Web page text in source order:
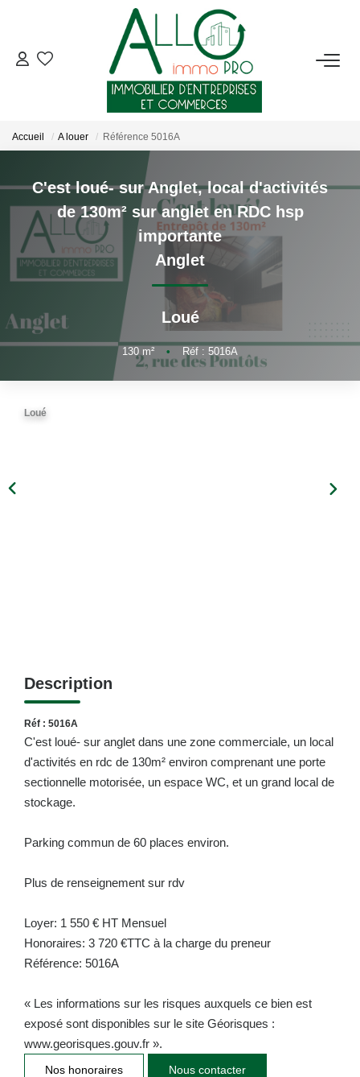
ACHETER
LOUER
NOTRE AGENCE
Qui Sommes-Nous ?
Nous Rejoindre
Nos Actualités
CONTACT
Accueil A louer Référence 5016A
C'est loué- sur Anglet, local d'activités
de 130m² sur anglet en RDC hsp
importante
Anglet
Loué
130 m² • Réf : 5016A
Loué
Description
Réf : 5016A
C'est loué- sur anglet dans une zone commerciale, un local
d'activités en rdc de 130m² environ comprenant une porte
sectionnelle motorisée, un espace WC, et un grand local de
stockage.
Parking commun de 60 places environ.
Plus de renseignement sur rdv
Loyer: 1 550 € HT Mensuel
Honoraires: 3 720 €TTC à la charge du preneur
Référence: 5016A
« Les informations sur les risques auxquels ce bien est
exposé sont disponibles sur le site Géorisques :
www.georisques.gouv.fr ».
Nos honoraires Nous contacter